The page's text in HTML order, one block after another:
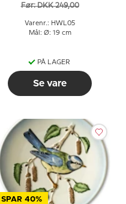
Før: DKK 249,00
Varenr.: HWL05
Mål: Ø: 19 cm
PÅ LAGER
Se vare
SPAR 40%